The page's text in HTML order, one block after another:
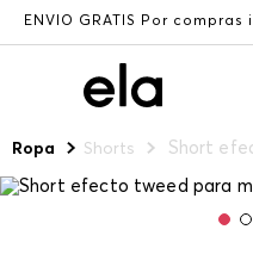
ENVÍO GRATIS Por
Ropa Shorts